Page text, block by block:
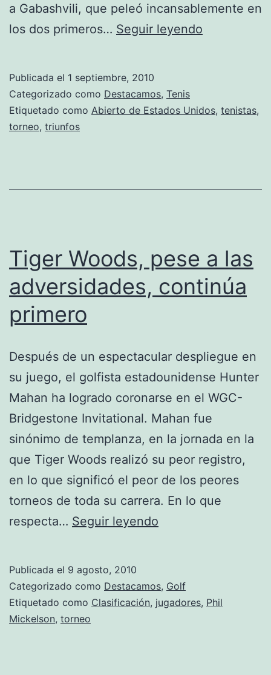
a Gabashvili, que peleó incansablemente en
los dos primeros… Seguir leyendo
impone
Publicada el 1 septiembre, 2010
Categorizado como Destacamos, Tenis
Etiquetado como Abierto de Estados Unidos, tenistas,
torneo, triunfos
Tiger Woods, pese a las
adversidades, continúa
primero
Después de un espectacular despliegue en
su juego, el golfista estadounidense Hunter
Mahan ha logrado coronarse en el WGC-
Bridgestone Invitational. Mahan fue
sinónimo de templanza, en la jornada en la
que Tiger Woods realizó su peor registro,
en lo que significó el peor de los peores
torneos de toda su carrera. En lo que
respecta… Seguir leyendo
a
las
Publicada el 9 agosto, 2010
Categorizado como Destacamos, Golf
Etiquetado como Clasificación, jugadores, Phil
Mickelson, torneo